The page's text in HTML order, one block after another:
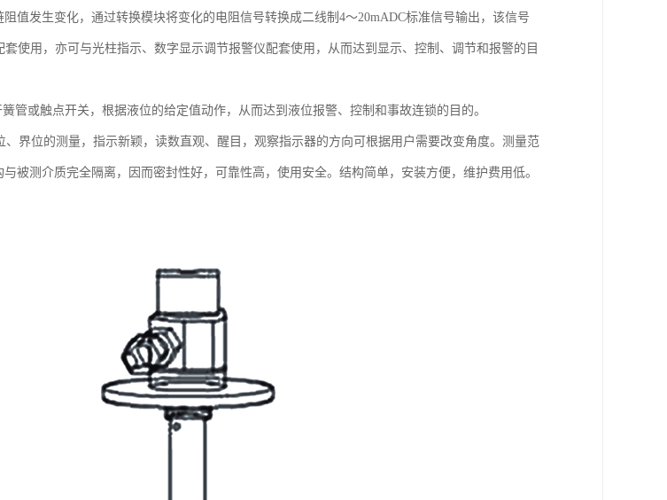
值发生变化，通过转换模块将变化的电阻信号转换成二线制4～20mADC标准信号输出，该信号
使用，亦可与光柱指示、数字显示调节报警仪配套使用，从而达到显示、控制、调节和报警的目
管或触点开关，根据液位的给定值动作，从而达到液位报警、控制和事故连锁的目的。
界位的测量，指示新颖，读数直观、醒目，观察指示器的方向可根据用户需要改变角度。测量范
被测介质完全隔离，因而密封性好，可靠性高，使用安全。结构简单，安装方便，维护费用低。